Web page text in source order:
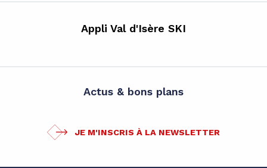
Appli Val d'Isère SKI
Actus & bons plans
JE M'INSCRIS À LA NEWSLETTER